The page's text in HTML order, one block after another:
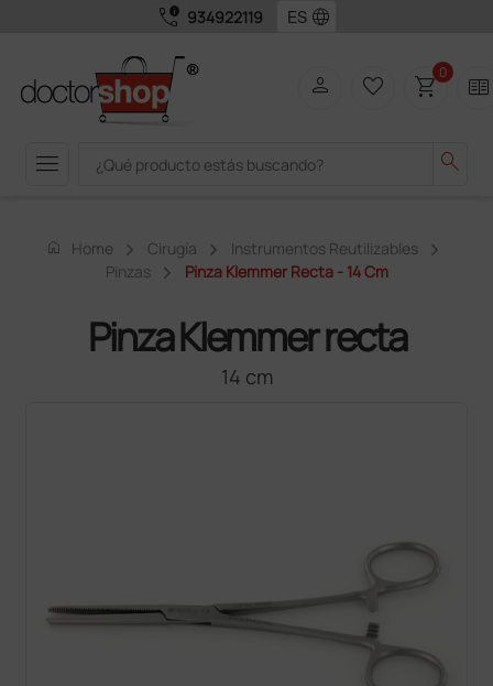
call_quality 934922119 language
menu search
person favorite_border shopping_cart0 two_pager
home Home Cirugía
Instrumentos Reutilizables
Pinzas
Pinza Klemmer Recta - 14 Cm
Pinza Klemmer recta
14 cm